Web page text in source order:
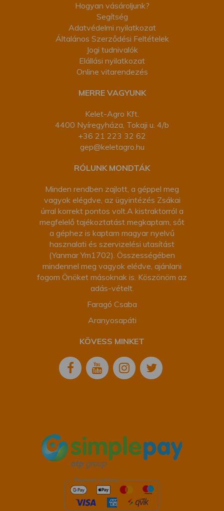
Hogyan vásároljunk?
Segítség
Adatvédelmi nyilatkozat
Általános Szerződési Feltételek
Jogi tudnivalók
Elállási nyilatkozat
Online vitarendezés
MERRE VAGYUNK
Kelet-Agro Kft.
4400 Nyíregyháza, Tokaji u. 4/b
+36 21 223 32 62
gep@keletagro.hu
RÓLUNK MONDTÁK
Minden rendben zajlott, a géppel meg
vagyok elégdve, az ügyintézés Zsákai
úrral korrekt pontos volt.A kistraktorról a
megfelelő tajékoztatást megkaptam, sőt
a géphez is kaptam magyar nyelvű
hasznalati és szervizelési utasítást
(Yanmar Ym1702). Összességében
mindennel meg vagyok elédve, ajánlani
fogom Önöket másoknak is. Köszönöm az
adás-vételt.
Faragó Csaba
Aranyosapáti
KÖVESS MINKET